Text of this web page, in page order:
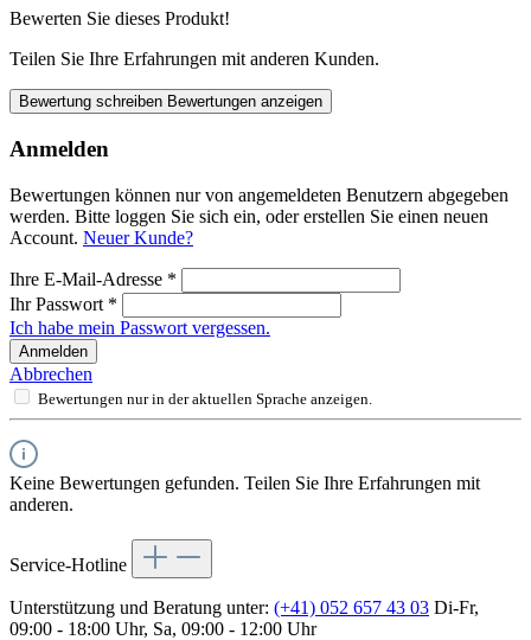
Bewerten Sie dieses Produkt!
Teilen Sie Ihre Erfahrungen mit anderen Kunden.
Bewertung schreiben Bewertungen anzeigen
Anmelden
Bewertungen können nur von angemeldeten Benutzern abgegeben
werden. Bitte loggen Sie sich ein, oder erstellen Sie einen neuen
Account. Neuer Kunde?
Ihre E-Mail-Adresse *
Ihr Passwort *
Ich habe mein Passwort vergessen.
Anmelden
Abbrechen
Bewertungen nur in der aktuellen Sprache anzeigen.
Keine Bewertungen gefunden. Teilen Sie Ihre Erfahrungen mit
anderen.
Service-Hotline
Unterstützung und Beratung unter: (+41) 052 657 43 03 Di-Fr,
09:00 - 18:00 Uhr, Sa, 09:00 - 12:00 Uhr